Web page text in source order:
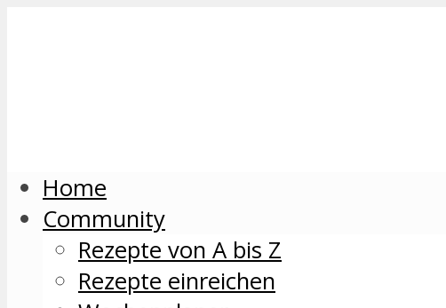
Home
Community
Rezepte von A bis Z
Rezepte einreichen